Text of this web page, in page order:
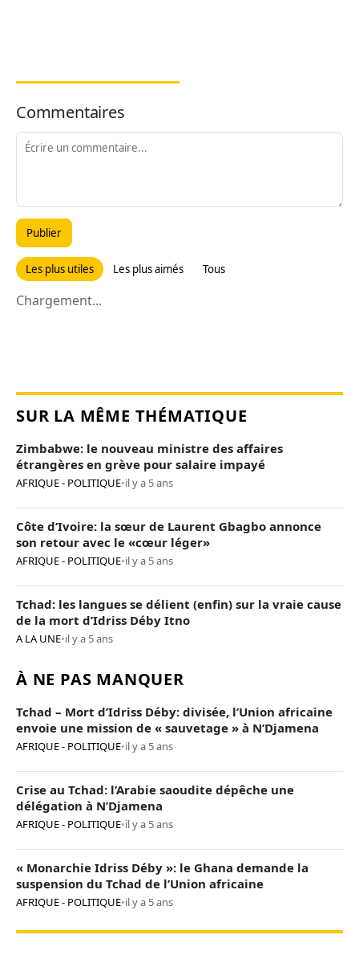
Commentaires
Publier
Les plus utiles Les plus aimés Tous
Chargement...
SUR LA MÊME THÉMATIQUE
Zimbabwe: le nouveau ministre des affaires
étrangères en grève pour salaire impayé
AFRIQUE - POLITIQUE•il y a 5 ans
Côte d’Ivoire: la sœur de Laurent Gbagbo annonce
son retour avec le «cœur léger»
AFRIQUE - POLITIQUE•il y a 5 ans
Tchad: les langues se délient (enfin) sur la vraie cause
de la mort d’Idriss Déby Itno
A LA UNE•il y a 5 ans
À NE PAS MANQUER
Tchad – Mort d’Idriss Déby: divisée, l’Union africaine
envoie une mission de « sauvetage » à N’Djamena
AFRIQUE - POLITIQUE•il y a 5 ans
Crise au Tchad: l’Arabie saoudite dépêche une
délégation à N’Djamena
AFRIQUE - POLITIQUE•il y a 5 ans
« Monarchie Idriss Déby »: le Ghana demande la
suspension du Tchad de l’Union africaine
AFRIQUE - POLITIQUE•il y a 5 ans